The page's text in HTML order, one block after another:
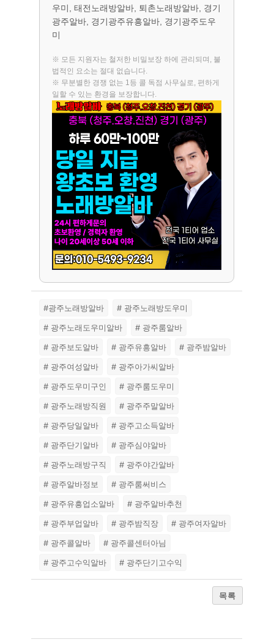
우미, 태전노래방알바, 퇴촌노래방알바, 경기
광주알바, 경기광주유흥알바, 경기광주도우
미
※ 모든 지원자는 철저한 비밀보장 하에 관리되며, 불
법적인 요소는 절대 없습니다.
※ 무분별한 경쟁 없는 1등 콜 독점 사무실로, 편하게
일할 수 있는 환경을 보장합니다.
#광주노래방알바
# 광주노래방도우미
# 광주노래도우미알바
# 광주룸알바
# 광주보도알바
# 광주유흥알바
# 광주밤알바
# 광주여성알바
# 광주아가씨알바
# 광주도우미구인
# 광주룸도우미
# 광주노래방직원
# 광주주말알바
# 광주당일알바
# 광주고소득알바
# 광주단기알바
# 광주심야알바
# 광주노래방구직
# 광주야간알바
# 광주알바정보
# 광주룸써비스
# 광주유흥업소알바
# 광주알바추천
# 광주부업알바
# 광주밤직장
# 광주여자알바
# 광주콜알바
# 광주콜센터아님
# 광주고수익알바
# 광주단기고수익
목록